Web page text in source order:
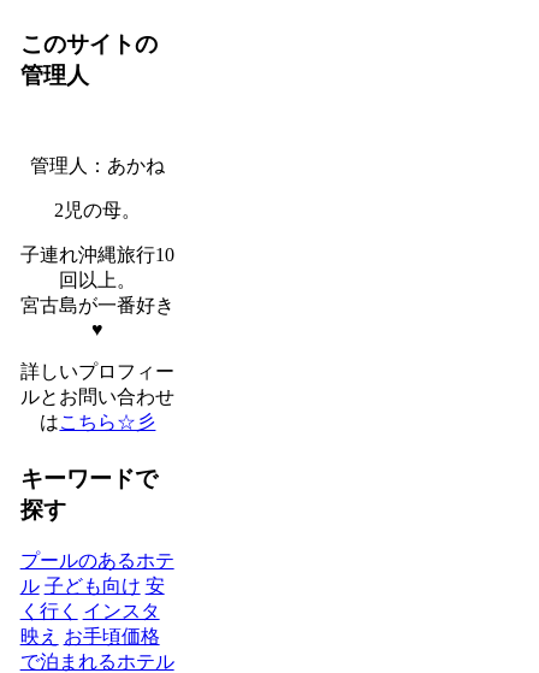
このサイトの
管理人
管理人：あかね
2児の母。
子連れ沖縄旅行10
回以上。
宮古島が一番好き
♥
詳しいプロフィー
ルとお問い合わせ
はこちら☆彡
キーワードで
探す
プールのあるホテ
ル 子ども向け 安
く行く
インスタ
映え お手頃価格
で泊まれるホテル